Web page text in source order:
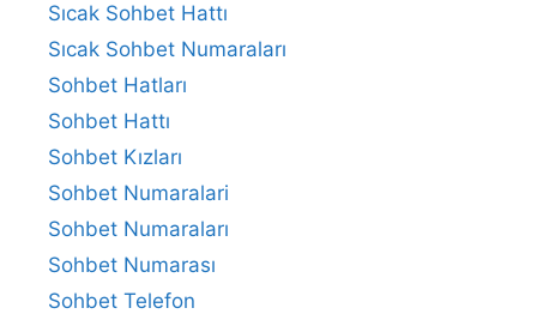
Sıcak Sohbet Hattı
Sıcak Sohbet Numaraları
Sohbet Hatları
Sohbet Hattı
Sohbet Kızları
Sohbet Numaralari
Sohbet Numaraları
Sohbet Numarası
Sohbet Telefon